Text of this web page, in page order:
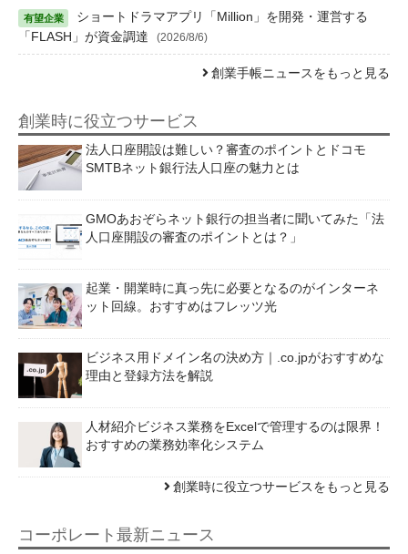
ショートドラマアプリ「Million」を開発・運営する
「FLASH」が資金調達
(2026/8/6)
創業手帳ニュースをもっと見る
創業時に役立つサービス
法人口座開設は難しい？審査のポイントとドコモ
SMTBネット銀行法人口座の魅力とは
GMOあおぞらネット銀行の担当者に聞いてみた「法
人口座開設の審査のポイントとは？」
起業・開業時に真っ先に必要となるのがインターネ
ット回線。おすすめはフレッツ光
ビジネス用ドメイン名の決め方｜.co.jpがおすすめな
理由と登録方法を解説
人材紹介ビジネス業務をExcelで管理するのは限界！
おすすめの業務効率化システム
創業時に役立つサービスをもっと見る
コーポレート最新ニュース